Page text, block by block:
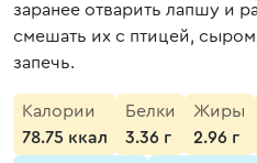
заранее отварить лапшу и
смешать их с птицей,
запечь.
Калории
78.75 ккал
Белки
3.36 г
Жиры
2.96 г